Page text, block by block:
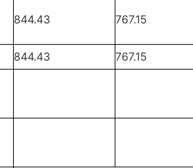
844.43 767.15
844.43 767.15